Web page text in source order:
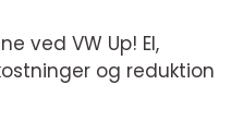
ved VW Up! El,
og reduktion